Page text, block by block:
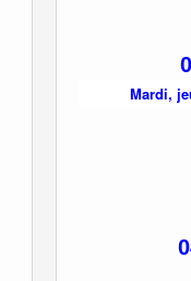
Mardi,